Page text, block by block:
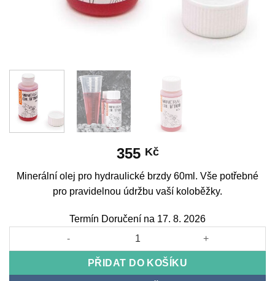
355 Kč
Minerální olej pro hydraulické brzdy 60ml. Vše potřebné
pro pravidelnou údržbu vaší koloběžky.
Termín Doručení na 17. 8. 2026
Mineral oil for hydraulic brake 60ml množství
PŘIDAT DO KOŠÍKU